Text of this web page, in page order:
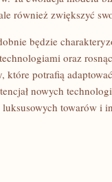
również zwiększyć
będzie
oraz
potrafią
nowych
towarów i